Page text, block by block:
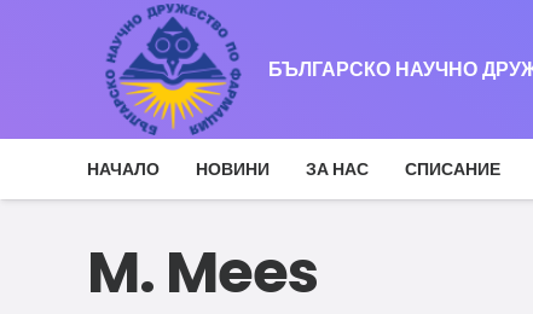
БЪЛГАРСКО НАУЧНО
НАЧАЛО НОВИНИ ЗА НАС СПИСАНИЕ
M. Mees